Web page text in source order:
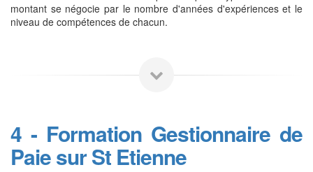
montant se négocie par le nombre d'années d'expériences et le
niveau de compétences de chacun.
4 - Formation Gestionnaire de
Paie sur St Etienne